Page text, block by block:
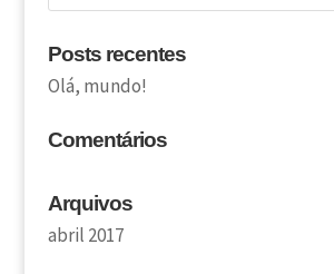
Posts recentes
Olá, mundo!
Comentários
Arquivos
abril 2017